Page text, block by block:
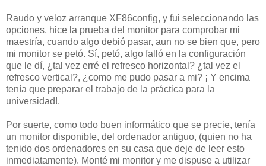
Raudo y veloz arranque XF86config, y fui seleccionando las
opciones, hice la prueba del monitor para comprobar mi
maestría, cuando algo debió pasar, aun no se bien que, pero
mi monitor se petó. Sí, petó, algo falló en la configuración
que le dí, ¿tal vez erré el refresco horizontal? ¿tal vez el
refresco vertical?, ¿como me pudo pasar a mi? ¡ Y encima
tenía que preparar el trabajo de la práctica para la
universidad!.
Por suerte, como todo buen informático que se precie, tenía
un monitor disponible, del ordenador antiguo, (quien no ha
tenido dos ordenadores en su casa que deje de leer esto
inmediatamente). Monté mi monitor y me dispuse a utilizar